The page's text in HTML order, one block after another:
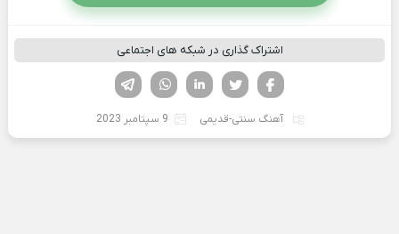
اشتراک گذاری در شبکه های اجتماعی
لینکدین تویتر
فیسوک
آهنگ سنتی-قدیمی 9 سپتامبر 2023